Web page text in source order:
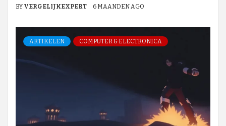
BY VERGELIJKEXPERT 6 MAANDEN AGO
ARTIKELEN COMPUTER & ELECTRONICA